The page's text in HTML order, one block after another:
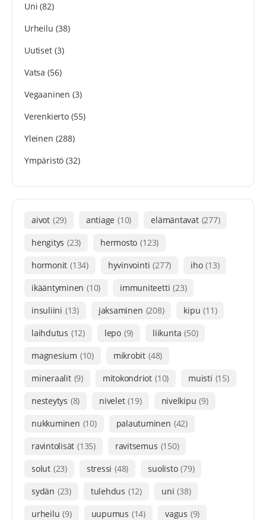
Uni (82)
Urheilu (38)
Uutiset(3)
Vatsa (56)
Vegaaninen (3)
Verenkierto(55)
Yleinen (288)
Ympäristö (32)
aivot (29) antiage (10) elämäntavat (277)
hengitys (23) hermosto (123)
hormonit (134) hyvinvointi (277) iho (13)
ikääntyminen (10) immuniteetti (23)
insuliini (13) jaksaminen (208) kipu (11)
laihdutus (12) lepo (9) liikunta (50)
magnesium (10) mikrobit (48)
mineraalit (9) mitokondriot (10) muisti (15)
nesteytys (8) nivelet (19) nivelkipu (9)
nukkuminen (10) palautuminen (42)
ravintolisät (135) ravitsemus (150)
solut (23) stressi (48) suolisto (79)
sydän (23) tulehdus (12) uni (38)
urheilu (9) uupumus (14) vagus (9)